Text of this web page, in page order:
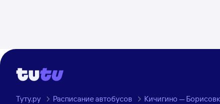
Туту.ру Расписание автобусов Кичигино —